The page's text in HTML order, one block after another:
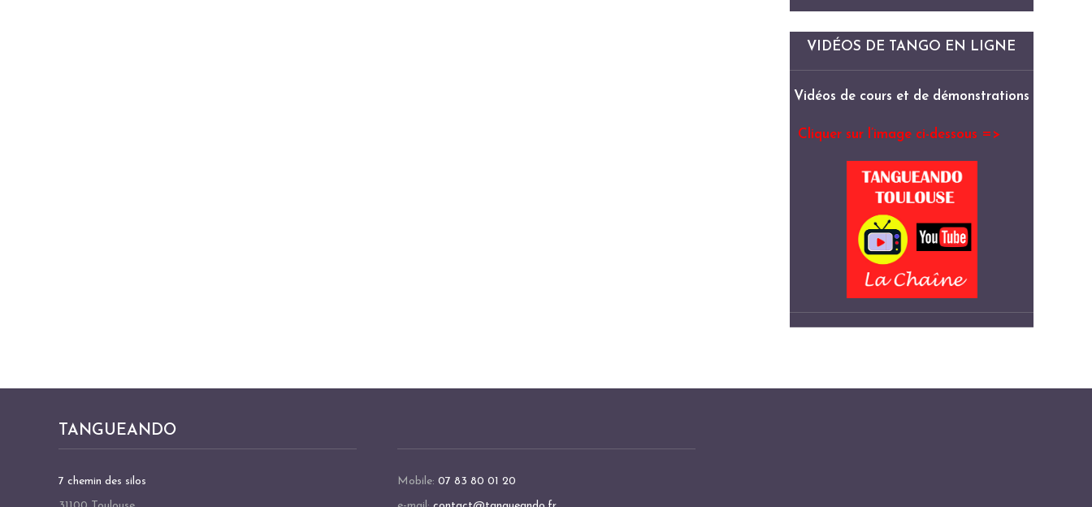
VIDÉOS DE TANGO EN LIGNE
Vidéos de cours et de démonstrations
Cliquer sur l’image ci-dessous =>
TANGUEANDO
7 chemin des silos
Mobile: 07 83 80 01 20